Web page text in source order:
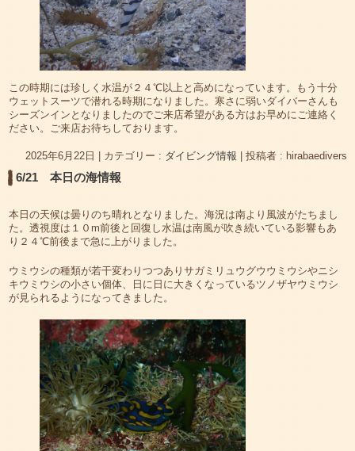
この時期には珍しく水温が２４℃以上と高めになっています。もう十分
ウェットスーツで潜れる時期になりました。寒さに弱いダイバーさんも
シーズンインとなりましたのでご来店希望がある方はお早めにご連絡く
ださい。ご来店お待ちしております。
2025年6月22日 カテゴリー : ダイビング情報 投稿者 : hirabaedivers
6/21 本日の海情報
本日の天候は曇りのち晴れとなりました。海況は南より風波がたちまし
た。透視度は１０m前後と回復し水温は南風が吹き続いている影響もあ
り２４℃前後まで急に上がりました。
ウミウシの種類が若干変わりつつありサガミリュウグウウミウシやニシ
キウミウシの小さい個体、日に日に大きくなっているツノザヤウミウシ
が見られるようになってきました。